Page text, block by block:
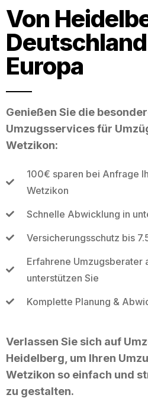
Von
Europa
Genießen Sie die
Umzugsservices für
Wetzikon:
100€ sparen bei Anfrage
Wetzikon
Schnelle Abwicklung in
Versicherungsschutz bis
Erfahrene Umzugsberater
unterstützen Sie
Komplette Planung &
Verlassen Sie sich auf
Heidelberg, um Ihren
Wetzikon so einfach und
zu gestalten.